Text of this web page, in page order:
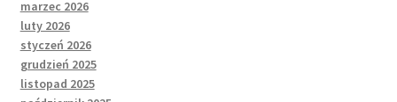
marzec 2026
luty 2026
styczeń 2026
grudzień 2025
listopad 2025